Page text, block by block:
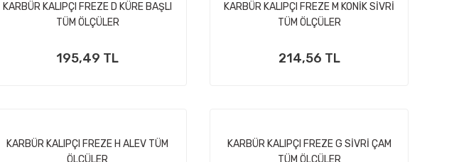
KARBÜR KALIPÇI FREZE D KÜRE BAŞLI
TÜM ÖLÇÜLER
195,49 TL
KARBÜR KALIPÇI FREZE M KONİK SİVRİ
TÜM ÖLÇÜLER
214,56 TL
KARBÜR KALIPÇI FREZE H ALEV TÜM
ÖLÇÜLER
KARBÜR KALIPÇI FREZE G SİVRİ ÇAM
TÜM ÖLÇÜLER